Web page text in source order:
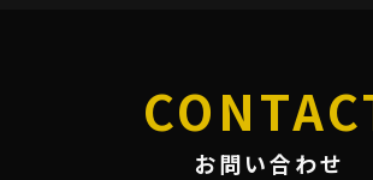
お問い合わせ